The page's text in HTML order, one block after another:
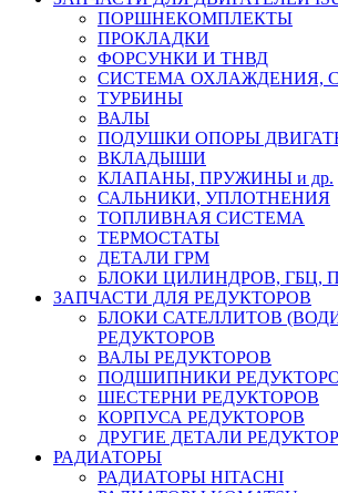
ПОРШНЕКОМПЛЕКТЫ
ПРОКЛАДКИ
ФОРСУНКИ И ТНВД
СИСТЕМА ОХЛАЖДЕНИЯ,
ТУРБИНЫ
ВАЛЫ
ПОДУШКИ ОПОРЫ
ВКЛАДЫШИ
КЛАПАНЫ, ПРУЖИНЫ и др.
САЛЬНИКИ, УПЛОТНЕНИЯ
ТОПЛИВНАЯ СИСТЕМА
ТЕРМОСТАТЫ
ДЕТАЛИ ГРМ
БЛОКИ ЦИЛИНДРОВ, ГБЦ,
ЗАПЧАСТИ ДЛЯ РЕДУКТОРОВ
БЛОКИ САТЕЛЛИТОВ
РЕДУКТОРОВ
ВАЛЫ РЕДУКТОРОВ
ПОДШИПНИКИ
ШЕСТЕРНИ РЕДУКТОРОВ
КОРПУСА РЕДУКТОРОВ
ДРУГИЕ ДЕТАЛИ
РАДИАТОРЫ
РАДИАТОРЫ HITACHI